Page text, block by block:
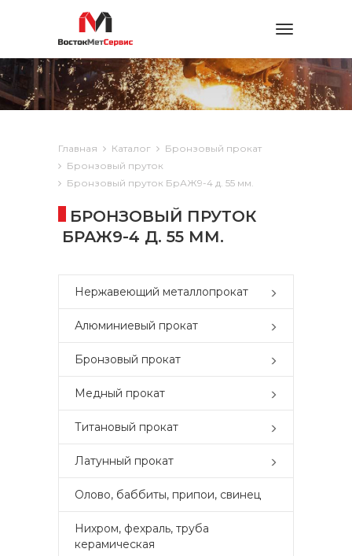
Toggle
Главная Каталог
Бронзовый прокат
Бронзовый пруток
Бронзовый пруток БрАЖ9-4 д. 55 мм.
БРОНЗОВЫЙ ПРУТОК
БРАЖ9-4 Д. 55 ММ.
Нержавеющий металлопрокат
Алюминиевый прокат
Бронзовый прокат
Медный прокат
Титановый прокат
Латунный прокат
Олово, баббиты, припои, свинец
Нихром, фехраль, труба
керамическая